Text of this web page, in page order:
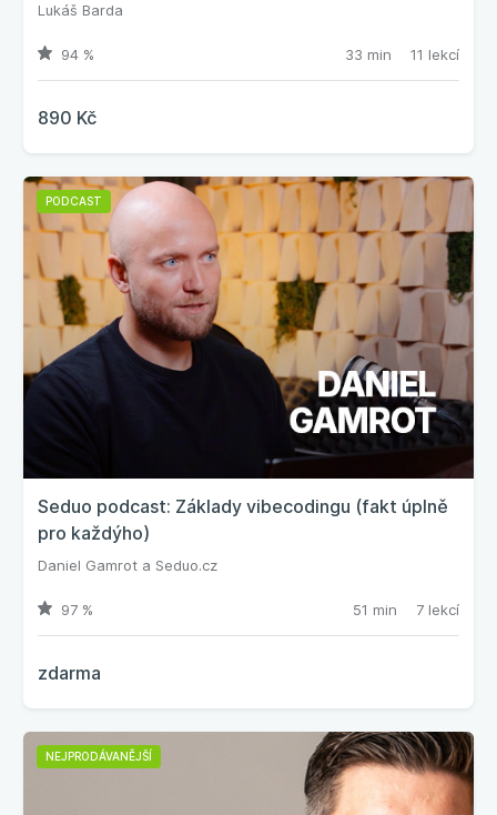
Lukáš Barda
94 % 33 min 11 lekcí
890 Kč
PODCAST
Seduo podcast: Základy vibecodingu (fakt úplně
pro každýho)
Daniel Gamrot a Seduo.cz
97 % 51 min 7 lekcí
zdarma
NEJPRODÁVANĚJŠÍ